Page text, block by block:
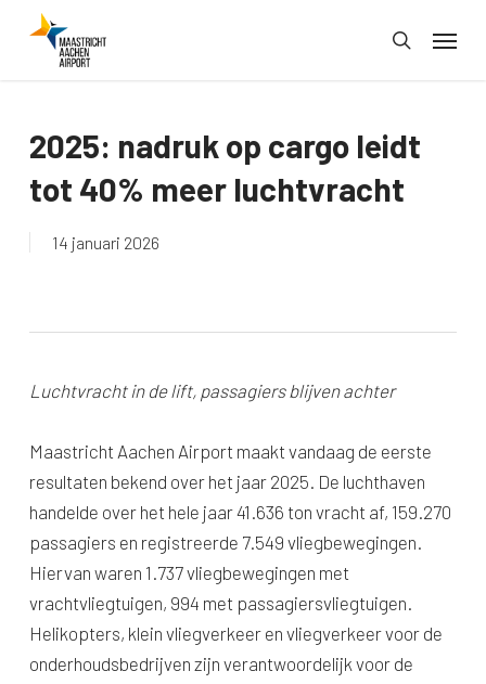
search
Menu
2025: nadruk op cargo leidt
tot 40% meer luchtvracht
14 januari 2026
Luchtvracht in de lift, passagiers blijven achter
Maastricht Aachen Airport maakt vandaag de eerste
resultaten bekend over het jaar 2025. De luchthaven
handelde over het hele jaar 41.636 ton vracht af, 159.270
passagiers en registreerde 7.549 vliegbewegingen.
Hiervan waren 1.737 vliegbewegingen met
vrachtvliegtuigen, 994 met passagiersvliegtuigen.
Helikopters, klein vliegverkeer en vliegverkeer voor de
onderhoudsbedrijven zijn verantwoordelijk voor de